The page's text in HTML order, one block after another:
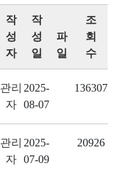
작
성
자
작
성
일
파
일
조
회
수
관리
자
2025-
08-07
136307
관리
자
2025-
07-09
20926